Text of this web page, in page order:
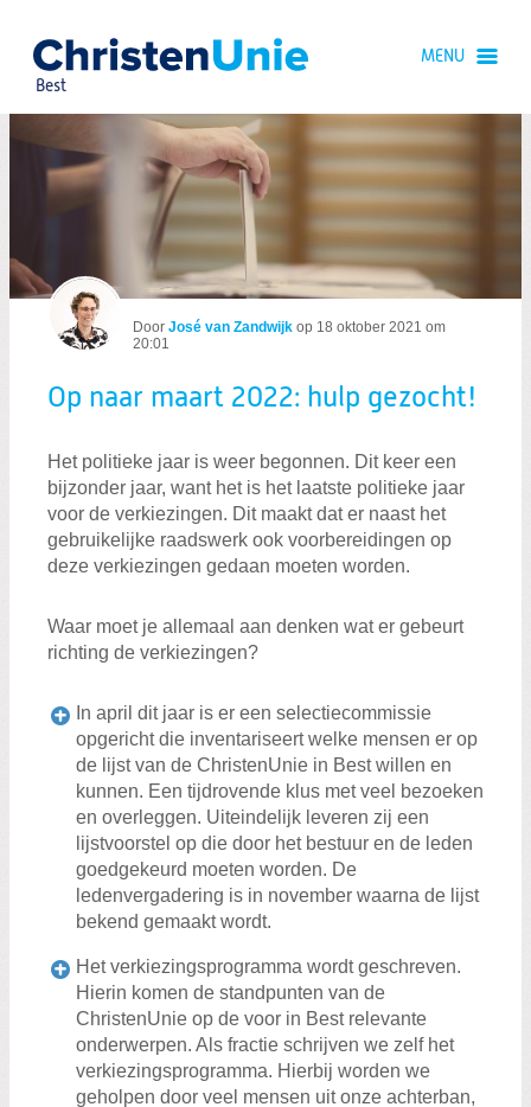
Spring
naar
inhoud
hoofdmenu
Best
MENU
Zoeken:
Op naar maart 2022: hulp gezocht!
Door José van Zandwijk op 18 oktober 2021 om
20:01
Op naar maart 2022: hulp gezocht!
Het politieke jaar is weer begonnen. Dit keer een
bijzonder jaar, want het is het laatste politieke jaar
voor de verkiezingen. Dit maakt dat er naast het
gebruikelijke raadswerk ook voorbereidingen op
deze verkiezingen gedaan moeten worden.
Waar moet je allemaal aan denken wat er gebeurt
richting de verkiezingen?
In april dit jaar is er een selectiecommissie
opgericht die inventariseert welke mensen er op
de lijst van de ChristenUnie in Best willen en
kunnen. Een tijdrovende klus met veel bezoeken
en overleggen. Uiteindelijk leveren zij een
lijstvoorstel op die door het bestuur en de leden
goedgekeurd moeten worden. De
ledenvergadering is in november waarna de lijst
bekend gemaakt wordt.
Het verkiezingsprogramma wordt geschreven.
Hierin komen de standpunten van de
ChristenUnie op de voor in Best relevante
onderwerpen. Als fractie schrijven we zelf het
verkiezingsprogramma. Hierbij worden we
geholpen door veel mensen uit onze achterban,